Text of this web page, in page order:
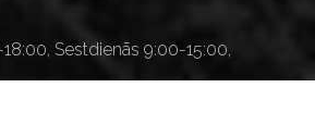
Sestdienās 9:00-15:00,